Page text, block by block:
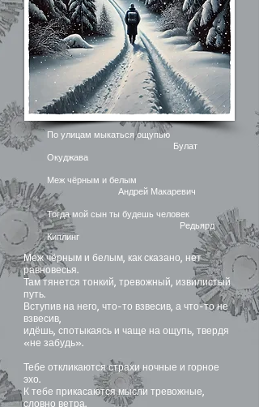
По улицам мыкаться ощупью
Булат
Окуджава
Меж чёрным и белым
Андрей Макаревич
Тогда мой сын ты будешь человек
Редьярд
Киплинг
Меж чёрным и белым, как сказано, нет
равновесья.
Там тянется тонкий, тревожный, извилистый
путь.
Вступив на него, что-то взвесив, а что-то не
взвесив,
идёшь, спотыкаясь и чаще на ощупь, твердя
«не забудь».
Тебе откликаются страхи ночные и горное
эхо.
К тебе прикасаются мысли тревожные,
словно ветра.